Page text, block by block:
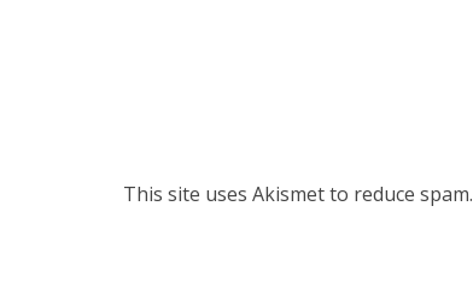
This site uses Akismet to reduce spam.